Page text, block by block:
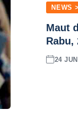
NEWS
Maut
Rabu,
24